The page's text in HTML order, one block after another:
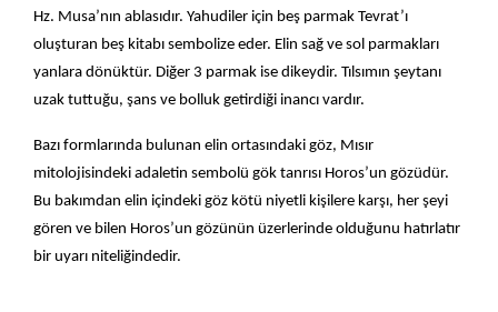
Hz. Musa’nın ablasıdır. Yahudiler için beş parmak Tevrat’ı
oluşturan beş kitabı sembolize eder. Elin sağ ve sol parmakları
yanlara dönüktür. Diğer 3 parmak ise dikeydir. Tılsımın şeytanı
uzak tuttuğu, şans ve bolluk getirdiği inancı vardır.
Bazı formlarında bulunan elin ortasındaki göz, Mısır
mitolojisindeki adaletin sembolü gök tanrısı Horos’un gözüdür.
Bu bakımdan elin içindeki göz kötü niyetli kişilere karşı, her şeyi
gören ve bilen Horos’un gözünün üzerlerinde olduğunu hatırlatır
bir uyarı niteliğindedir.